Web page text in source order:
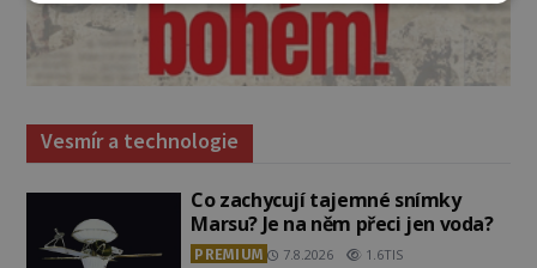
Vesmír a technologie
Co zachycují tajemné snímky
Marsu? Je na něm přeci jen voda?
PREMIUM 7.8.2026 1.6TIS